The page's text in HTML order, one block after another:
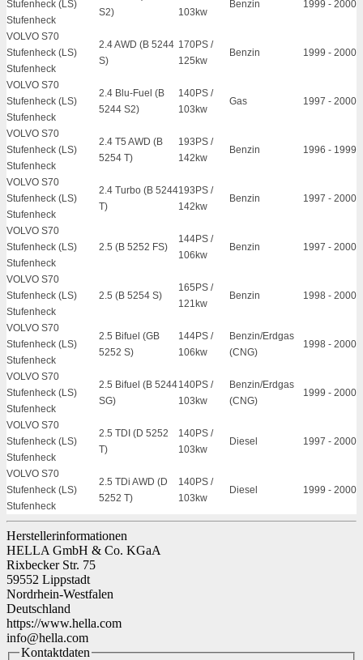
Stufenheck (LS)
Stufenheck
S2)
103kw
Benzin 1999 - 2000
VOLVO S70
Stufenheck (LS)
Stufenheck
2.4 AWD (B 5244
S)
170PS /
125kw
Benzin 1999 - 2000
VOLVO S70
Stufenheck (LS)
Stufenheck
2.4 Blu-Fuel (B
5244 S2)
140PS /
103kw
Gas 1997 - 2000
VOLVO S70
Stufenheck (LS)
Stufenheck
2.4 T5 AWD (B
5254 T)
193PS /
142kw
Benzin 1996 - 1999
VOLVO S70
Stufenheck (LS)
Stufenheck
2.4 Turbo (B 5244
T)
193PS /
142kw
Benzin 1997 - 2000
VOLVO S70
Stufenheck (LS)
Stufenheck
2.5 (B 5252 FS)
144PS /
106kw
Benzin 1997 - 2000
VOLVO S70
Stufenheck (LS)
Stufenheck
2.5 (B 5254 S)
165PS /
121kw
Benzin 1998 - 2000
VOLVO S70
Stufenheck (LS)
Stufenheck
2.5 Bifuel (GB
5252 S)
144PS /
106kw
Benzin/Erdgas
(CNG)
1998 - 2000
VOLVO S70
Stufenheck (LS)
Stufenheck
2.5 Bifuel (B 5244
SG)
140PS /
103kw
Benzin/Erdgas
(CNG)
1999 - 2000
VOLVO S70
Stufenheck (LS)
Stufenheck
2.5 TDI (D 5252
T)
140PS /
103kw
Diesel 1997 - 2000
VOLVO S70
Stufenheck (LS)
Stufenheck
2.5 TDi AWD (D
5252 T)
140PS /
103kw
Diesel 1999 - 2000
Herstellerinformationen
HELLA GmbH & Co. KGaA
Rixbecker Str. 75
59552 Lippstadt
Nordrhein-Westfalen
Deutschland
https://www.hella.com
info@hella.com
Kontaktdaten